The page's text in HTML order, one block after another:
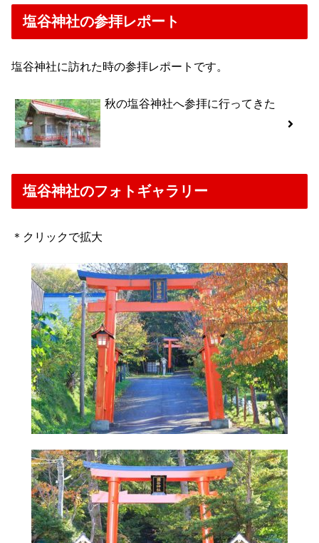
塩谷神社の参拝レポート
塩谷神社に訪れた時の参拝レポートです。
秋の塩谷神社へ参拝に行ってきた
塩谷神社のフォトギャラリー
＊クリックで拡大